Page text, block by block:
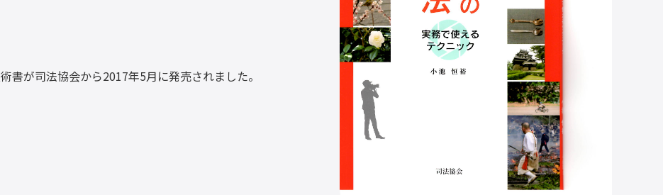
が司法協会から2017年5月に発売されました。